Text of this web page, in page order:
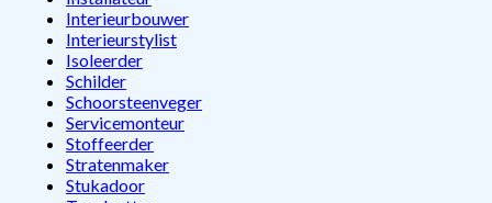
Interieurbouwer
Interieurstylist
Isoleerder
Schilder
Schoorsteenveger
Servicemonteur
Stoffeerder
Stratenmaker
Stukadoor